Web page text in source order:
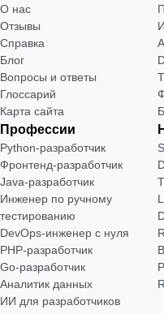
О нас
Отзывы
Справка
Блог
Вопросы и ответы
Глоссарий
Карта сайта
Профессии
Python-разработчик
Фронтенд-разработчик
Java-разработчик
Инженер по ручному
тестированию
DevOps-инженер с нуля
РНР-разработчик
Go-разработчик
Аналитик данных
ИИ для разработчиков